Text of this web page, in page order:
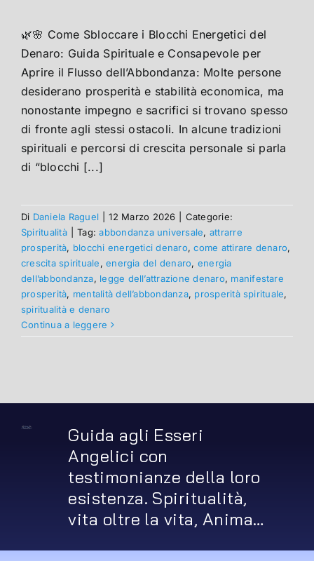
🌿🌸 Come Sbloccare i Blocchi Energetici del
Denaro: Guida Spirituale e Consapevole per
Aprire il Flusso dell’Abbondanza: Molte persone
desiderano prosperità e stabilità economica, ma
nonostante impegno e sacrifici si trovano spesso
di fronte agli stessi ostacoli. In alcune tradizioni
spirituali e percorsi di crescita personale si parla
di “blocchi [...]
Di Daniela Raguel 12 Marzo 2026
Categorie:
Spiritualità
Tag:abbondanza universale, attrarre
prosperità, blocchi energetici denaro,come attirare denaro,
crescita spirituale,energia del denaro, energia
dell’abbondanza, legge dell’attrazione denaro, manifestare
prosperità, mentalità dell’abbondanza, prosperità spirituale,
spiritualità e denaro
Continua a leggere
Guida agli Esseri
Angelici con
testimonianze della loro
esistenza. Spiritualità,
vita oltre la vita, Anima…